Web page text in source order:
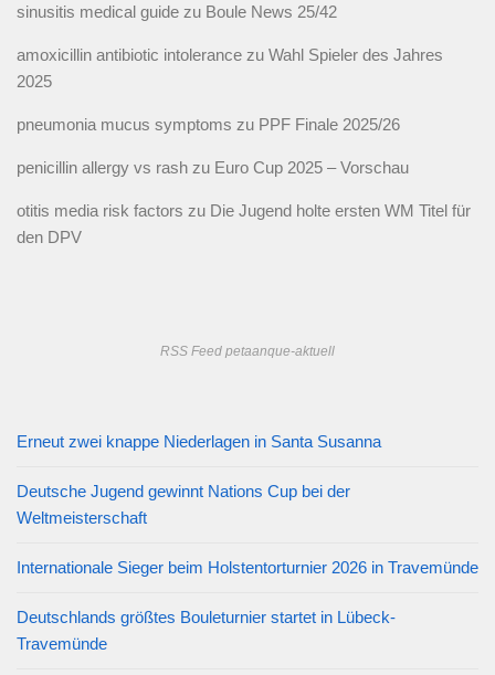
sinusitis medical guide zu Boule News 25/42
amoxicillin antibiotic intolerance zu Wahl Spieler des Jahres
2025
pneumonia mucus symptoms zu PPF Finale 2025/26
penicillin allergy vs rash zu Euro Cup 2025 – Vorschau
otitis media risk factors zu Die Jugend holte ersten WM Titel für
den DPV
RSS Feed petaanque-aktuell
Erneut zwei knappe Niederlagen in Santa Susanna
Deutsche Jugend gewinnt Nations Cup bei der
Weltmeisterschaft
Internationale Sieger beim Holstentorturnier 2026 in Travemünde
Deutschlands größtes Bouleturnier startet in Lübeck-
Travemünde